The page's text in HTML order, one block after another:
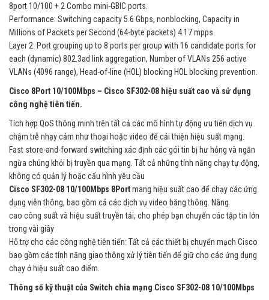
8port 10/100 + 2 Combo mini-GBIC ports.
Performance: Switching capacity 5.6 Gbps, nonblocking, Capacity in
Millions of Packets per Second (64-byte packets) 4.17 mpps.
Layer 2: Port grouping up to 8 ports per group with 16 candidate ports for
each (dynamic) 802.3ad link aggregation, Number of VLANs 256 active
VLANs (4096 range), Head-of-line (HOL) blocking HOL blocking prevention.
Cisco 8Port 10/100Mbps – Cisco SF302-08 hiệu suất cao và sử dụng
công nghệ tiên tiến.
Tích hợp QoS thông minh trên tất cả các mô hình tự động ưu tiên dịch vụ
chậm trễ nhạy cảm như thoại hoặc video để cải thiện hiệu suất mạng.
Fast store-and-forward switching xác định các gói tin bị hư hỏng và ngăn
ngừa chúng khỏi bị truyền qua mạng. Tất cả những tính năng chạy tự động,
không có quản lý hoặc cấu hình yêu cầu
Cisco SF302-08 10/100Mbps 8Portmang hiệu suất cao để chạy các ứng
dụng viễn thông, bao gồm cả các dịch vụ video băng thông. Nâng
cao công suất và hiệu suất truyền tải, cho phép bạn chuyển các tập tin lớn
trong vài giây
Hỗ trợ cho các công nghệ tiên tiến: Tất cả các thiết bị chuyển mạch Cisco
bao gồm các tính năng giao thông xử lý tiên tiến để giữ cho các ứng dụng
chạy ở hiệu suất cao điểm.
Thông số kỹ thuật của Switch chia mạng Cisco SF302-08 10/100Mbps